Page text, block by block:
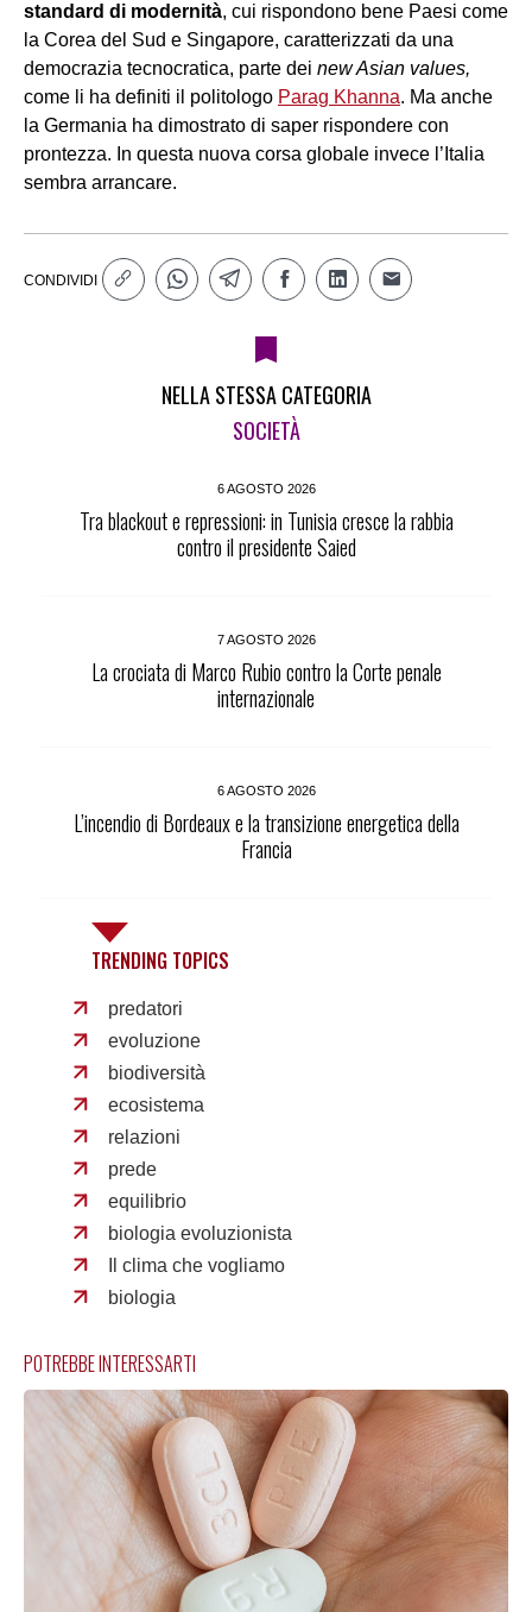
standard di modernità, cui rispondono bene Paesi come
la Corea del Sud e Singapore, caratterizzati da una
democrazia tecnocratica, parte dei new Asian values,
come li ha definiti il politologo Parag Khanna. Ma anche
la Germania ha dimostrato di saper rispondere con
prontezza. In questa nuova corsa globale invece l’Italia
sembra arrancare.
CONDIVIDI
NELLA STESSA CATEGORIA
SOCIETÀ
6 AGOSTO 2026
Tra blackout e repressioni: in Tunisia cresce la rabbia
contro il presidente Saied
7 AGOSTO 2026
La crociata di Marco Rubio contro la Corte penale
internazionale
6 AGOSTO 2026
L’incendio di Bordeaux e la transizione energetica della
Francia
TRENDING TOPICS
predatori
evoluzione
biodiversità
ecosistema
relazioni
prede
equilibrio
biologia evoluzionista
Il clima che vogliamo
biologia
POTREBBE INTERESSARTI